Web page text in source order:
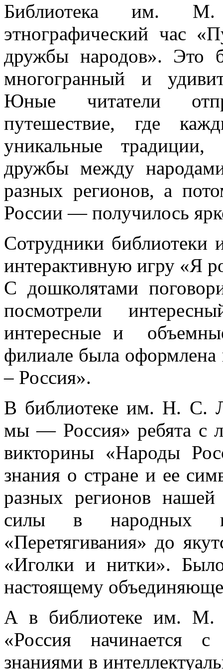
Библиотека им.
этнографический час
дружбы народов». Это
многогранный и
Юные читатели
путешествие, где
уникальные
дружбы между
разных регионов, а
России — получилось
Сотрудники
интерактивную игру «Я
С дошколятами
посмотрели
интересные и
филиале была
– Россия».
В библиотеке им. Н. С.
мы — Россия» ребята с
викторины «Народы
знания о стране и ее
разных регионов
силы в народных
«Перетягивания» до
«Иголки и нитки».
настоящему
А в библиотеке им. М.
«Россия начинается
знаниями в